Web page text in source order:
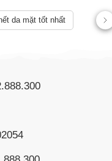
gia.
Công ty TNHH
da mặt tốt nhất